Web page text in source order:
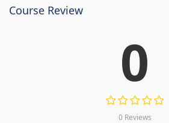
Course Review
0
0 Reviews